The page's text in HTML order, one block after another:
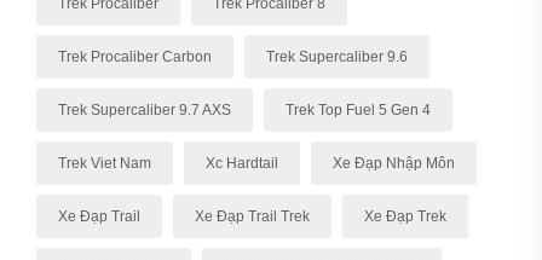
Trek Procaliber Trek Procaliber 8
Trek Procaliber Carbon Trek Supercaliber 9.6
Trek Supercaliber 9.7 AXS Trek Top Fuel 5 Gen 4
Trek Viet Nam Xc Hardtail Xe Đạp Nhập Môn
Xe Đạp Trail Xe Đạp Trail Trek Xe Đạp Trek